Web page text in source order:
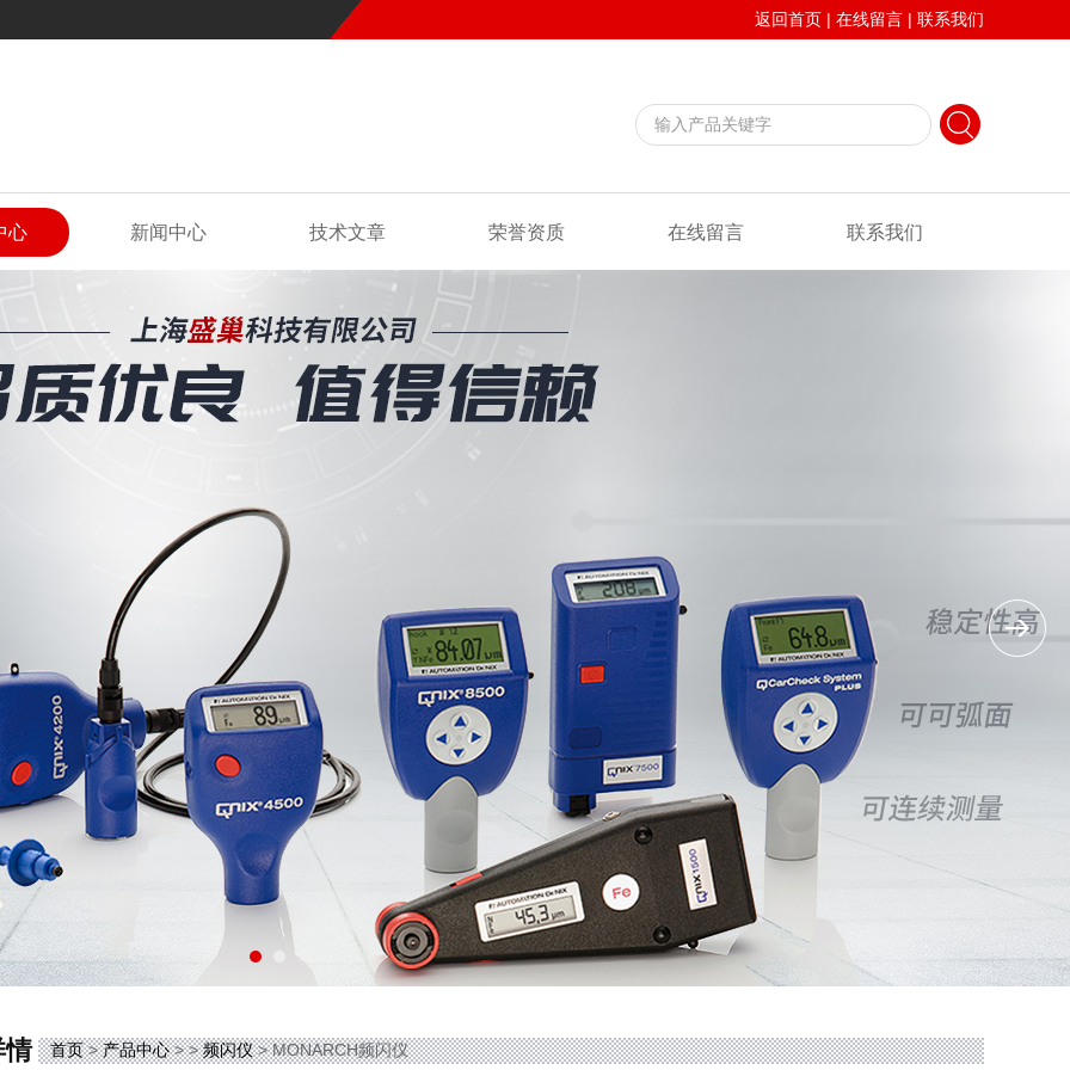
返回首页 | 在线留言 | 联系我们
心 新闻中心 技术文章 荣誉资质 在线留言 联系我们
情 首页>产品中心> >频闪仪> MONARCH频闪仪